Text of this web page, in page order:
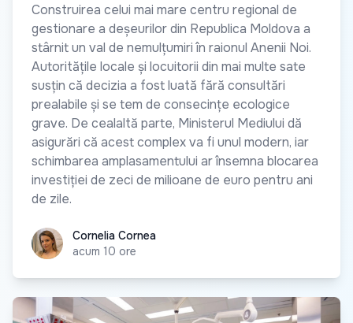
Construirea celui mai mare centru regional de
gestionare a deșeurilor din Republica Moldova a
stârnit un val de nemulțumiri în raionul Anenii Noi.
Autoritățile locale și locuitorii din mai multe sate
susțin că decizia a fost luată fără consultări
prealabile și se tem de consecințe ecologice
grave. De cealaltă parte, Ministerul Mediului dă
asigurări că acest complex va fi unul modern, iar
schimbarea amplasamentului ar însemna blocarea
investiției de zeci de milioane de euro pentru ani
de zile.
Cornelia Cornea
Cornelia Cornea
acum 10 ore